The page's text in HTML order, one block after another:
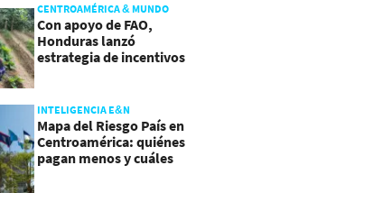
CENTROAMÉRICA & MUNDO
Con apoyo de FAO,
Honduras lanzó
estrategia de incentivos
INTELIGENCIA E&N
Mapa del Riesgo País en
Centroamérica: quiénes
pagan menos y cuáles